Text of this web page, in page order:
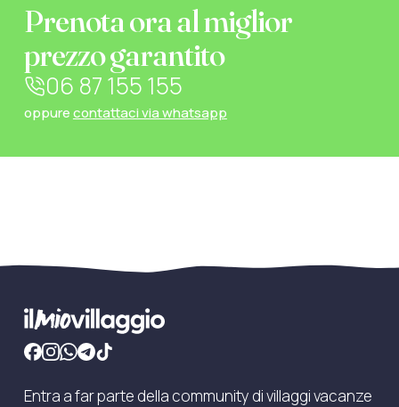
Prenota ora al miglior
prezzo garantito
06 87 155 155
oppurecontattaci via whatsapp
Entra a far parte della community di villaggi vacanze